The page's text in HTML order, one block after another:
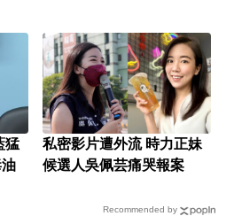
猛
私密影片遭外流 時力正妹
候選人吳佩芸痛哭報案
Recommended by